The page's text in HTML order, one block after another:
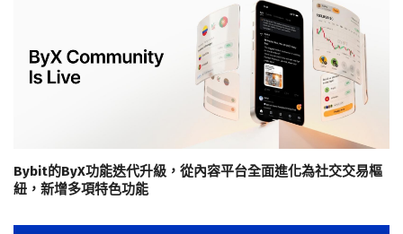
Bybit的ByX功能迭代升級，從內容平台全面進化為社交交易樞
紐，新增多項特色功能